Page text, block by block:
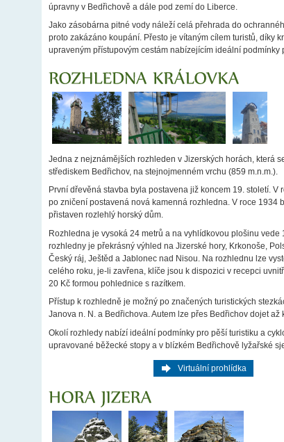
úpravny v Bedřichově a dále pod zemí do Liberce.
Jako zásobárna pitné vody náleží celá přehrada do
proto zakázáno koupání. Přesto je vítaným cílem turistů, díky
upraveným přístupovým cestám nabízejícím ideální podmínky
Jedna z nejznámějších rozhleden v Jizerských horách, která
střediskem Bedřichov, na stejnojmenném vrchu (859 m.n.m.).
První dřevěná stavba byla postavena již koncem 19. století. V
po zničení postavená nová kamenná rozhledna. V roce 1934
přistaven rozlehlý horský dům.
Rozhledna je vysoká 24 metrů a na vyhlídkovou plošinu vede
rozhledny je překrásný výhled na Jizerské hory, Krkonoše,
Český ráj, Ještěd a Jablonec nad Nisou. Na rozhlednu lze
celého roku, je-li zavřena, klíče jsou k dispozici v recepci
20 Kč formou pohlednice s razítkem.
Přístup k rozhledně je možný po značených turistických
Janova n. N. a Bedřichova. Autem lze přes Bedřichov dojet až
Okolí rozhledy nabízí ideální podmínky pro pěší turistiku a
upravované běžecké stopy a v blízkém Bedřichově lyžařské
Virtuální prohlídka